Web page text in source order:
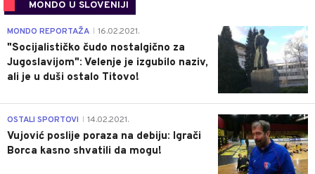
MONDO U SLOVENIJI
4
MONDO REPORTAŽA 16.02.2021.
"Socijalističko čudo nostalgično za
Jugoslavijom": Velenje je izgubilo naziv,
ali je u duši ostalo Titovo!
1
OSTALI SPORTOVI 14.02.2021.
Vujović poslije poraza na debiju: Igrači
Borca kasno shvatili da mogu!